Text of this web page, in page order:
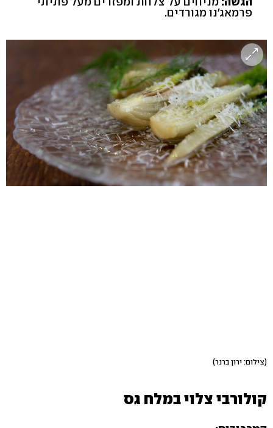
פרמאג'נו מגורדים.
(צילום: ירון ברנר)
קולורבי צלוי במלח גס